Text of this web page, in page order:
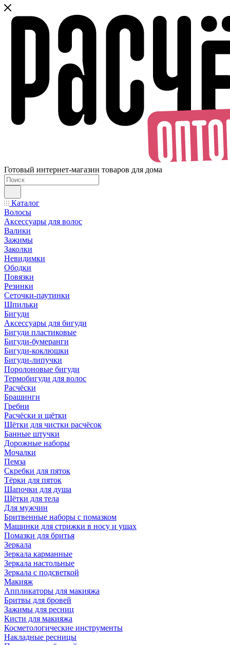
Готовый интернет-магазин товаров для дома
Каталог
Волосы
Аксессуары для волос
Валики
Зажимы
Заколки
Невидимки
Ободки
Повязки
Резинки
Сеточки-паутинки
Шпильки
Бигуди
Аксессуары для бигуди
Бигуди пластиковые
Бигуди-бумеранги
Бигуди-коклюшки
Бигуди-липучки
Поролоновые бигуди
Термобигуди для волос
Расчёски
Брашинги
Гребни
Расчёски и щётки
Щётки для чистки расчёсок
Банные штучки
Дорожные наборы
Мочалки
Пемза
Скребки для пяток
Тёрки для пяток
Шапочки для душа
Щётки для тела
Для мужчин
Бритвенные наборы с помазком
Машинки для стрижки в носу и ушах
Помазки для бритья
Зеркала
Зеркала карманные
Зеркала настольные
Зеркала с подсветкой
Макияж
Аппликаторы для макияжа
Бритвы для бровей
Зажимы для ресниц
Кисти для макияжа
Косметологические инструменты
Накладные ресницы